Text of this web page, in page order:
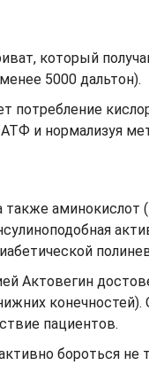
который
5000 дальтон).
и нормализуя
аминокислот
Актовегин
пациентов.
бороться не